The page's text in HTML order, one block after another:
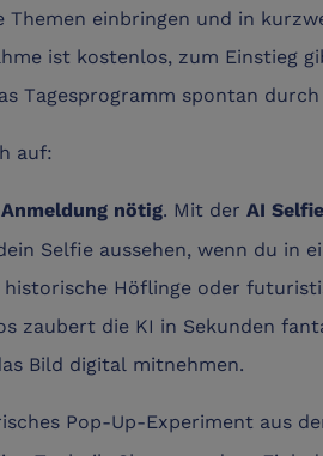
Themen einbringen und in
ist kostenlos, zum Einstieg
Tagesprogramm spontan durch
auf:
nötig. Mit der AI
Selfie aussehen, wenn du in
Höflinge oder
zaubert die KI in Sekunden
Bild digital mitnehmen.
Pop-Up-Experiment aus